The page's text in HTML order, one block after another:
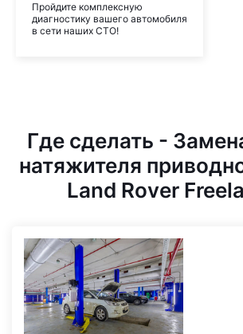
Пройдите комплексную
диагностику вашего автомобиля
в сети наших СТО!
Где сделать -
натяжителя
Land Rover